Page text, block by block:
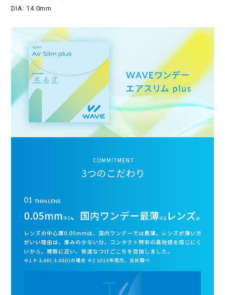
DIA: 14.0mm